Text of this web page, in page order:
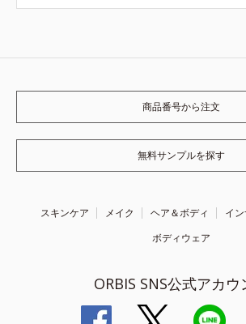
商品番号から注文
無料サンプルを探す
スキンケア メイク ヘア＆ボディ
イ
ボディウェア
ORBIS SNS公式アカウ